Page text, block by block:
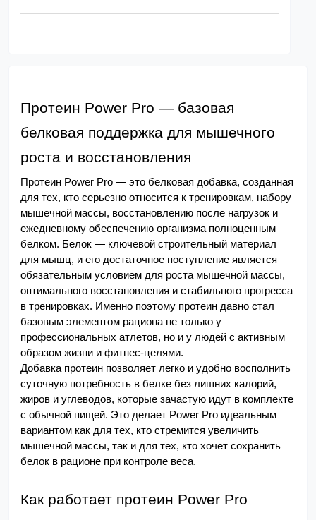
Протеин Power Pro — базовая
белковая поддержка для мышечного
роста и восстановления
Протеин Power Pro — это белковая добавка, созданная
для тех, кто серьезно относится к тренировкам, набору
мышечной массы, восстановлению после нагрузок и
ежедневному обеспечению организма полноценным
белком. Белок — ключевой строительный материал
для мышц, и его достаточное поступление является
обязательным условием для роста мышечной массы,
оптимального восстановления и стабильного прогресса
в тренировках. Именно поэтому протеин давно стал
базовым элементом рациона не только у
профессиональных атлетов, но и у людей с активным
образом жизни и фитнес-целями.
Добавка протеин позволяет легко и удобно восполнить
суточную потребность в белке без лишних калорий,
жиров и углеводов, которые зачастую идут в комплекте
с обычной пищей. Это делает Power Pro идеальным
вариантом как для тех, кто стремится увеличить
мышечной массы, так и для тех, кто хочет сохранить
белок в рационе при контроле веса.
Как работает протеин Power Pro